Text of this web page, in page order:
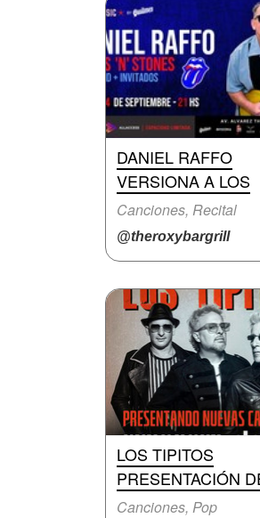
DANIEL RAFFO
VERSIONA A LOS
Canciones, Recital
@theroxybargrill
LOS TIPITOS
PRESENTACIÓN
Canciones, Pop